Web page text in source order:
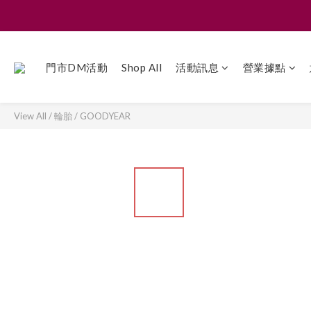
門市DM活動 Shop All 活動訊息 營業據點
View All /輪胎/ GOODYEAR